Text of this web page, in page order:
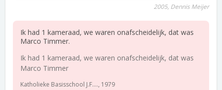
2005, Dennis Meijer
Ik had 1 kameraad, we waren onafscheidelijk, dat was
Marco Timmer.
Ik had 1 kameraad, we waren onafscheidelijk, dat was
Marco Timmer
Katholieke Basisschool J.F...., 1979